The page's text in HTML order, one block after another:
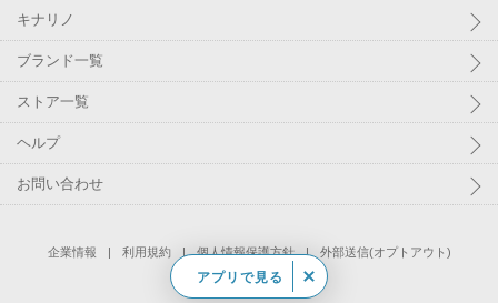
キナリノ
ブランド一覧
ストア一覧
ヘルプ
お問い合わせ
企業情報 利用規約 個人情報保護方針 外部送信(オプトアウト)
© Kakaku.com, Inc.
アプリで見る